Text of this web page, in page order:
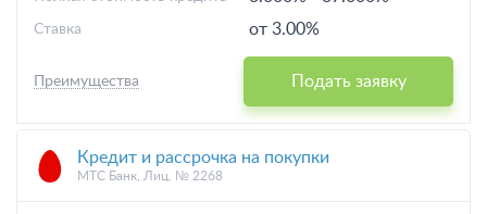
от 3.00%
Ставка
Подать заявку
Преимущества
Кредит и рассрочка на покупки
МТС Банк, Лиц. № 2268